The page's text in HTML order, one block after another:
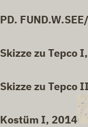
PD.
Skizze zu Tepco
Skizze zu Tepco
Kostüm I, 2014